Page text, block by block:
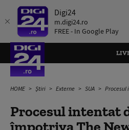
Digi24
m.digi24.ro
FREE - In Google Play
HOME Știri Externe SUA Procesul intentat de Trump
Procesul intentat